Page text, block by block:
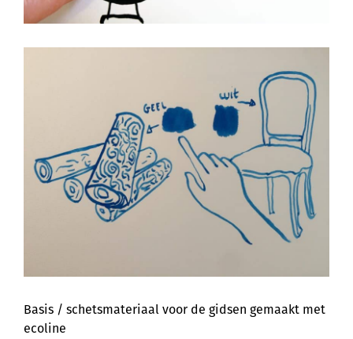
Basis / schetsmateriaal voor de gidsen gemaakt met
ecoline